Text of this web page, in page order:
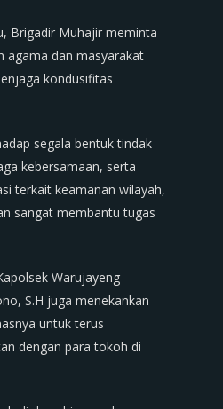
Brigadir Muhajir meminta
agama dan masyarakat
kondusifitas
segala bentuk tindak
kebersamaan, serta
terkait keamanan wilayah,
sangat membantu tugas
Warujayeng
S.H juga menekankan
untuk terus
dengan para tokoh di